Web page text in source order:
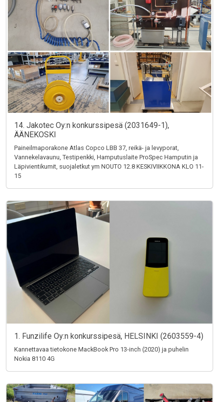
14. Jakotec Oy:n konkurssipesä (2031649-1),
ÄÄNEKOSKI
Paineilmaporakone Atlas Copco LBB 37, reikä- ja levyporat,
Vannekelavaunu, Testipenkki, Hamputuslaite ProSpec Hamputin ja
Läpivientikumit, suojaletkut ym NOUTO 12.8 KESKIVIIKKONA KLO 11-
15
1. Funzilife Oy:n konkurssipesä, HELSINKI (2603559-4)
Kannettavaa tietokone MackBook Pro 13-inch (2020) ja puhelin
Nokia 8110 4G